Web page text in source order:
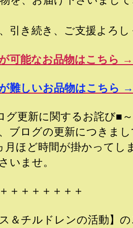
引き続き、ご支援よろし
可能なお品物はこちら
難しいお品物はこちら
グ更新に関するお詫び■～
ブログの更新につきま
月ほど時間が掛かってし
いませ。
＋＋＋＋＋＋＋
＆チルドレンの活動】の